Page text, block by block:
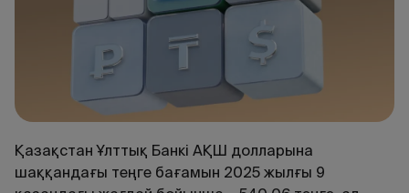
Қазақстан Ұлттық Банкі АҚШ долларына
шаққандағы теңге бағамын 2025 жылғы 9